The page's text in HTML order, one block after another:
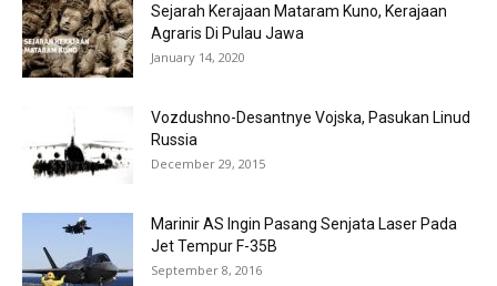
Sejarah Kerajaan Mataram Kuno, Kerajaan
Agraris Di Pulau Jawa
January 14, 2020
Vozdushno-Desantnye Vojska, Pasukan Linud
Russia
December 29, 2015
Marinir AS Ingin Pasang Senjata Laser Pada
Jet Tempur F-35B
September 8, 2016